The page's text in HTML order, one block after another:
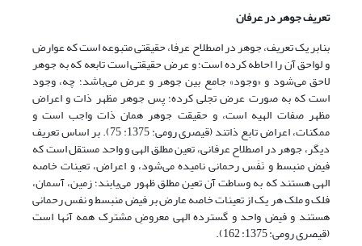
تعریف جوهر در عرفان
بنابر یک تعریف، جوهر در اصطلاح عرفا، حقیقتی متبوعه است که عوارض
و لواحق آن را احاطه کرده است؛ و عرض حقیقتی است تابعه که به جوهر
لاحق می‌شود و «وجود» جامع بین جوهر و عرض می‌باشد؛ چه، وجود
است که به صورت عرض تجلی کرده؛ پس جوهر مظهر ذات و اعراض
مظهر صفات الهیه است، و حقیقت جوهر همان ذات واجب است و
ممکنات، اعراض تابع ذاتند (قیصری رومی: 1375: 75). بر اساس تعریف
دیگر، جوهر در اصطلاح عرفانی، تعین مطلق الهی و واحد مستقل است که
فیض منبسط و نَفَس رحمانی نامیده می‌شود، و اعراض، تعینات خاصه
الهی هستند که به وساطت آن تعین مطلق ظهور می‌یابند؛ زمین، آسمان،
فلک و ملک هر یک از تعینات خاصه عارض بر فیض منبسط و نفس رحمانی
هستند و فیض واحد و گسترده الهی معروضِ مشترک همه آنها است
(قیصری رومی: 1375: 162).